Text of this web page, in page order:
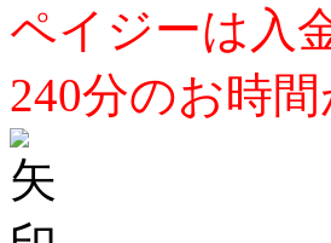
ペイジーは入
240分のお時